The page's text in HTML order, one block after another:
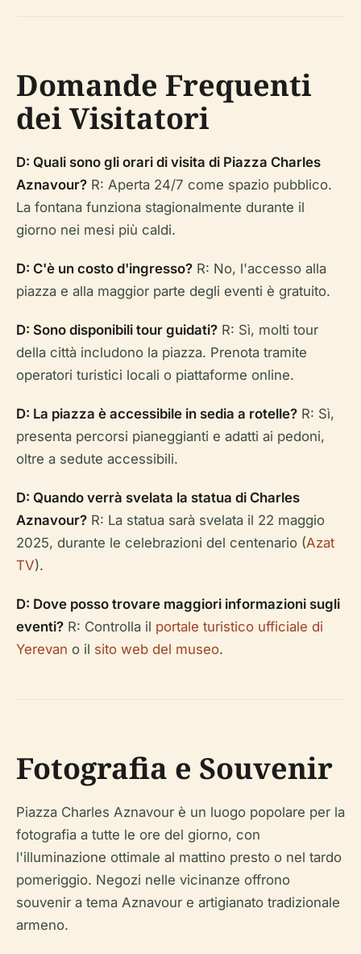
Domande Frequenti
dei Visitatori
D: Quali sono gli orari di visita di Piazza Charles
Aznavour? R: Aperta 24/7 come spazio pubblico.
La fontana funziona stagionalmente durante il
giorno nei mesi più caldi.
D: C'è un costo d'ingresso? R: No, l'accesso alla
piazza e alla maggior parte degli eventi è gratuito.
D: Sono disponibili tour guidati? R: Sì, molti tour
della città includono la piazza. Prenota tramite
operatori turistici locali o piattaforme online.
D: La piazza è accessibile in sedia a rotelle? R: Sì,
presenta percorsi pianeggianti e adatti ai pedoni,
oltre a sedute accessibili.
D: Quando verrà svelata la statua di Charles
Aznavour? R: La statua sarà svelata il 22 maggio
2025, durante le celebrazioni del centenario (Azat
TV).
D: Dove posso trovare maggiori informazioni sugli
eventi? R: Controlla il portale turistico ufficiale di
Yerevan o il sito web del museo.
Fotografia e Souvenir
Piazza Charles Aznavour è un luogo popolare per la
fotografia a tutte le ore del giorno, con
l'illuminazione ottimale al mattino presto o nel tardo
pomeriggio. Negozi nelle vicinanze offrono
souvenir a tema Aznavour e artigianato tradizionale
armeno.